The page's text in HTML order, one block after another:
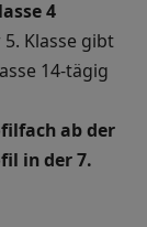
4
5. Klasse gibt
14-tägig
ab der
in der 7.